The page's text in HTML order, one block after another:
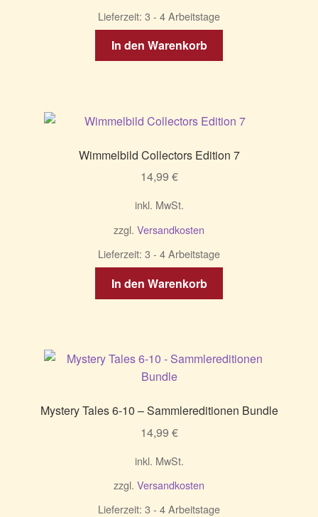
Lieferzeit: 3 - 4 Arbeitstage
In den Warenkorb
Wimmelbild Collectors Edition 7
14,99 €
inkl. MwSt.
zzgl. Versandkosten
Lieferzeit: 3 - 4 Arbeitstage
In den Warenkorb
Mystery Tales 6-10 – Sammlereditionen Bundle
14,99 €
inkl. MwSt.
zzgl. Versandkosten
Lieferzeit: 3 - 4 Arbeitstage